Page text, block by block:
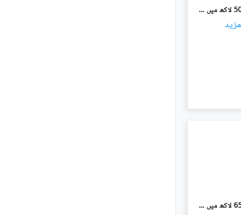
پی اینڈ ٹی کالونی کراچی میں 2 کمروں کا 4 مرلہ فلیٹ 50.0 لاکھ میں برائے فروخت۔
مزید
پی اینڈ ٹی کالونی کراچی میں 2 کمروں کا 4 مرلہ فلیٹ 65.0 لاکھ میں برائے فروخت۔